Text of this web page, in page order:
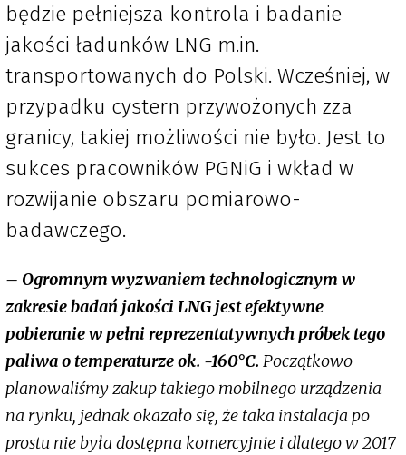
będzie pełniejsza kontrola i badanie
jakości ładunków LNG m.in.
transportowanych do Polski. Wcześniej, w
przypadku cystern przywożonych zza
granicy, takiej możliwości nie było. Jest to
sukces pracowników PGNiG i wkład w
rozwijanie obszaru pomiarowo-
badawczego.
– Ogromnym wyzwaniem technologicznym w
zakresie badań jakości LNG jest efektywne
pobieranie w pełni reprezentatywnych próbek tego
paliwa o temperaturze ok. -160°C. Początkowo
planowaliśmy zakup takiego mobilnego urządzenia
na rynku, jednak okazało się, że taka instalacja po
prostu nie była dostępna komercyjnie i dlatego w 2017